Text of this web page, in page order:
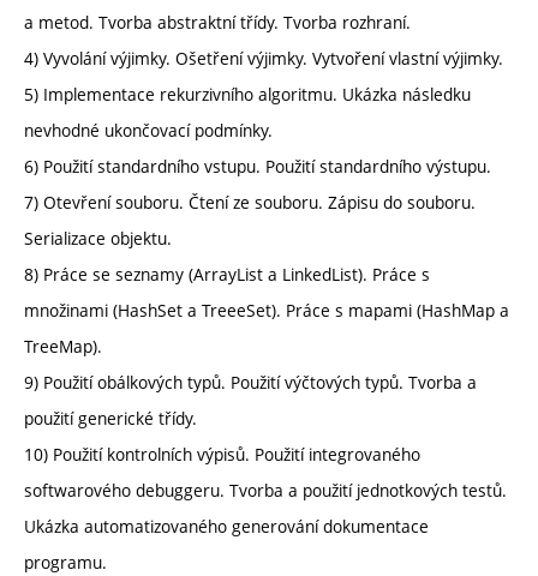
a metod. Tvorba abstraktní třídy. Tvorba rozhraní.
4) Vyvolání výjimky. Ošetření výjimky. Vytvoření vlastní výjimky.
5) Implementace rekurzivního algoritmu. Ukázka následku
nevhodné ukončovací podmínky.
6) Použití standardního vstupu. Použití standardního výstupu.
7) Otevření souboru. Čtení ze souboru. Zápisu do souboru.
Serializace objektu.
8) Práce se seznamy (ArrayList a LinkedList). Práce s
množinami (HashSet a TreeeSet). Práce s mapami (HashMap a
TreeMap).
9) Použití obálkových typů. Použití výčtových typů. Tvorba a
použití generické třídy.
10) Použití kontrolních výpisů. Použití integrovaného
softwarového debuggeru. Tvorba a použití jednotkových testů.
Ukázka automatizovaného generování dokumentace
programu.